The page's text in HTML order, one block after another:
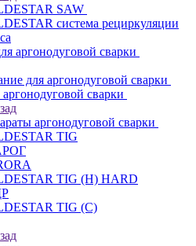
SAW
система рециркуляции
аргонодуговой сварки
для аргонодуговой сварки
сварки
аргонодуговой сварки
TIG
TIG (H) HARD
TIG (С)